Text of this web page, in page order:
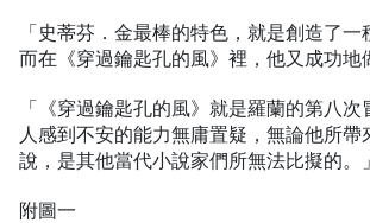
「史蒂芬．金最棒的特色，就是創造了
而在《穿過鑰匙孔的風》裡，他又成功
「《穿過鑰匙孔的風》就是羅蘭的第八
人感到不安的能力無庸置疑，無論他所
說，是其他當代小說家們所無法比擬的
附圖一